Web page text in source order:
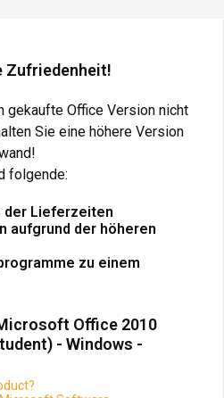
Zufriedenheit!
gekaufte Office Version nicht
Sie eine höhere Version
folgende:
der Lieferzeiten
aufgrund der höheren
zu einem
Office 2010
- Windows -